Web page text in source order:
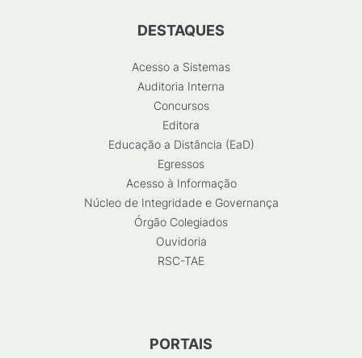
DESTAQUES
Acesso a Sistemas
Auditoria Interna
Concursos
Editora
Educação a Distância (EaD)
Egressos
Acesso à Informação
Núcleo de Integridade e Governança
Órgão Colegiados
Ouvidoria
RSC-TAE
PORTAIS